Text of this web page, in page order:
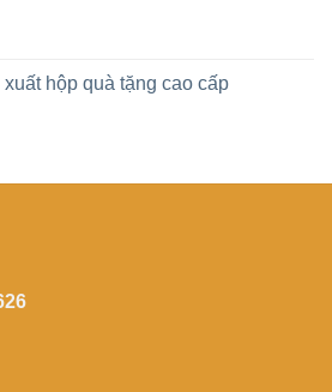
hộp quà tặng cao cấp